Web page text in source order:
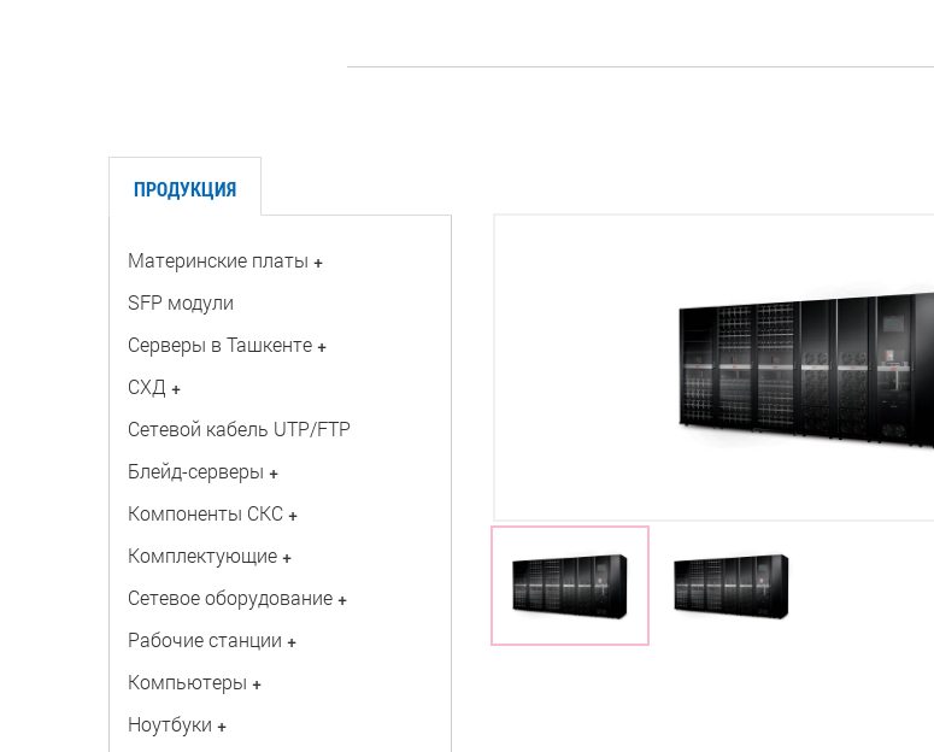
ПРОДУКЦИЯ
Материнские платы +
SFP модули
Серверы в Ташкенте +
СХД +
Сетевой кабель UTP/FTP
Блейд-серверы +
Компоненты СКС +
Комплектующие +
Сетевое оборудование +
Рабочие станции +
Компьютеры +
Ноутбуки +